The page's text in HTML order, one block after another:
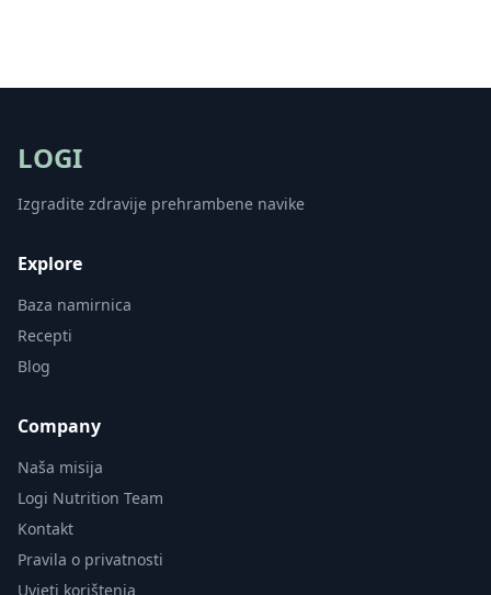
LOGI
Izgradite zdravije prehrambene navike
Explore
Baza namirnica
Recepti
Blog
Company
Naša misija
Logi Nutrition Team
Kontakt
Pravila o privatnosti
Uvjeti korištenja